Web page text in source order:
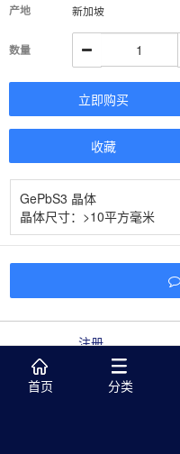
产地 新加坡
数量
立即购买
收藏
GePbS3 晶体
晶体尺寸：>10平方毫米
注册
本在线商城销售的所有
首页 分类